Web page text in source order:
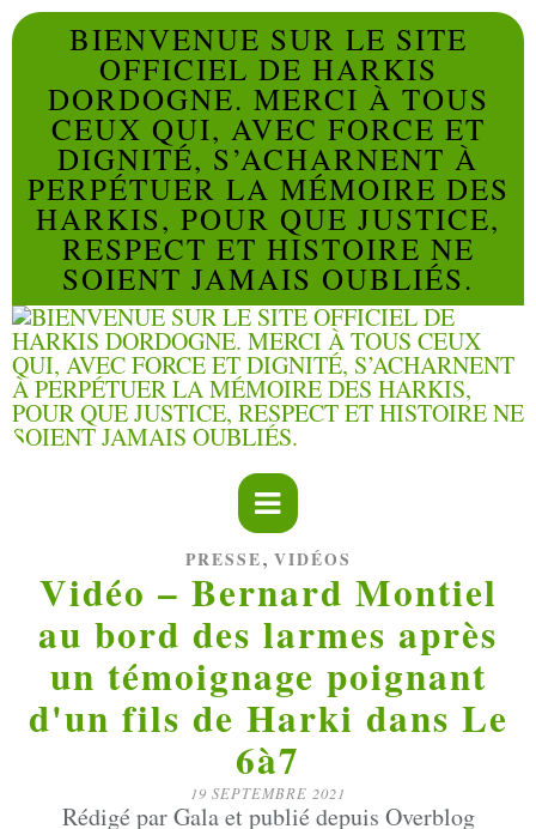
BIENVENUE SUR LE SITE
OFFICIEL DE HARKIS
DORDOGNE. MERCI À TOUS
CEUX QUI, AVEC FORCE ET
DIGNITÉ, S’ACHARNENT À
PERPÉTUER LA MÉMOIRE DES
HARKIS, POUR QUE JUSTICE,
RESPECT ET HISTOIRE NE
SOIENT JAMAIS OUBLIÉS.
PRESSE, VIDÉOS
Vidéo – Bernard Montiel
au bord des larmes après
un témoignage poignant
d'un fils de Harki dans Le
6à7
19 SEPTEMBRE 2021
Rédigé par Gala et publié depuis Overblog